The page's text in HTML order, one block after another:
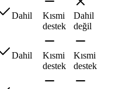
Dahil
Kısmi
destek
Dahil
değil
Dahil
Kısmi
destek
Kısmi
destek